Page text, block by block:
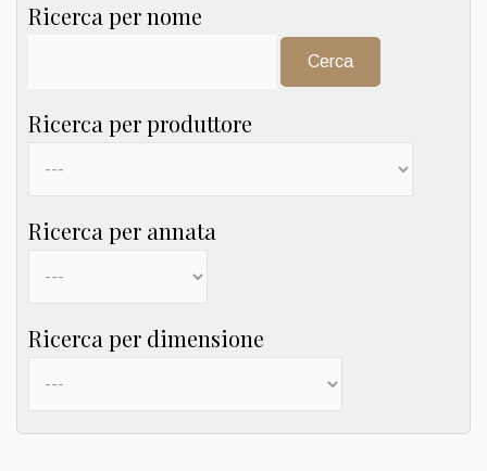
Ricerca per nome
Ricerca per produttore
Ricerca per annata
Ricerca per dimensione